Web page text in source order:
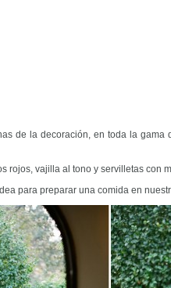
de la decoración, en toda la gama
rojos, vajilla al tono y servilletas con
para preparar una comida en